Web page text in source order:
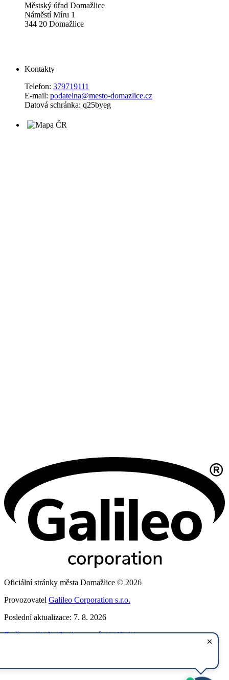
Městský úřad Domažlice
Náměstí Míru 1
344 20 Domažlice
Kontakty
Telefon: 379719111
E-mail: podatelna@mesto-domazlice.cz
Datová schránka: q25byeg
Oficiální stránky města Domažlice © 2026
Provozovatel Galileo Corporation s.r.o.
Poslední aktualizace: 7. 8. 2026
Změna vzhledu,Struktura stránek,Vytisknout